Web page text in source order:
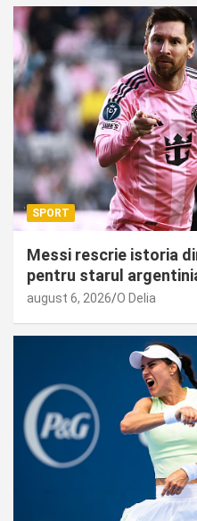
SPORT
Messi rescrie istoria
pentru starul
august 6, 2026 O Delia